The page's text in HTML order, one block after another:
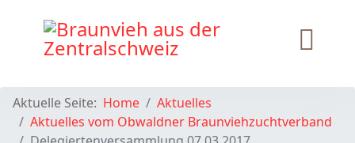
Aktuelle Seite: Home
Aktuelles
Aktuelles vom Obwaldner Braunviehzuchtverband